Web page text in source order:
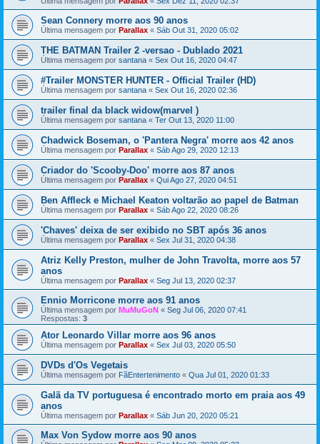
Sean Connery morre aos 90 anos
Última mensagem por Parallax « Sáb Out 31, 2020 05:02
THE BATMAN Trailer 2 -versao - Dublado 2021
Última mensagem por santana « Sex Out 16, 2020 04:47
#Trailer MONSTER HUNTER - Official Trailer (HD)
Última mensagem por santana « Sex Out 16, 2020 02:36
trailer final da black widow(marvel )
Última mensagem por santana « Ter Out 13, 2020 11:00
Chadwick Boseman, o 'Pantera Negra' morre aos 42 anos
Última mensagem por Parallax « Sáb Ago 29, 2020 12:13
Criador do 'Scooby-Doo' morre aos 87 anos
Última mensagem por Parallax « Qui Ago 27, 2020 04:51
Ben Affleck e Michael Keaton voltarão ao papel de Batman
Última mensagem por Parallax « Sáb Ago 22, 2020 08:26
'Chaves' deixa de ser exibido no SBT após 36 anos
Última mensagem por Parallax « Sex Jul 31, 2020 04:38
Atriz Kelly Preston, mulher de John Travolta, morre aos 57
anos
Última mensagem por Parallax « Seg Jul 13, 2020 02:37
Ennio Morricone morre aos 91 anos
Última mensagem por MuMuGoN « Seg Jul 06, 2020 07:41
Respostas: 3
Ator Leonardo Villar morre aos 96 anos
Última mensagem por Parallax « Sex Jul 03, 2020 05:50
DVDs d'Os Vegetais
Última mensagem por FãEntertenimento « Qua Jul 01, 2020 01:33
Galã da TV portuguesa é encontrado morto em praia aos 49
anos
Última mensagem por Parallax « Sáb Jun 20, 2020 05:21
Max Von Sydow morre aos 90 anos